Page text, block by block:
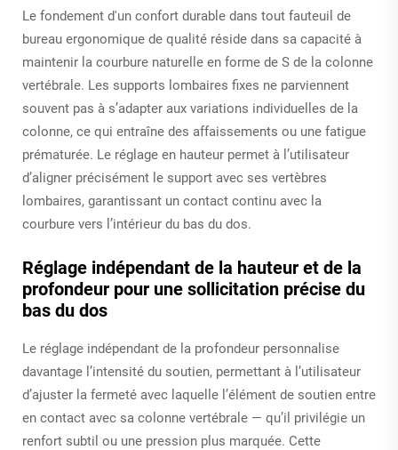
Le fondement d'un confort durable dans tout fauteuil de
bureau ergonomique de qualité réside dans sa capacité à
maintenir la courbure naturelle en forme de S de la colonne
vertébrale. Les supports lombaires fixes ne parviennent
souvent pas à s’adapter aux variations individuelles de la
colonne, ce qui entraîne des affaissements ou une fatigue
prématurée. Le réglage en hauteur permet à l’utilisateur
d’aligner précisément le support avec ses vertèbres
lombaires, garantissant un contact continu avec la
courbure vers l’intérieur du bas du dos.
Réglage indépendant de la hauteur et de la
profondeur pour une sollicitation précise du
bas du dos
Le réglage indépendant de la profondeur personnalise
davantage l’intensité du soutien, permettant à l’utilisateur
d’ajuster la fermeté avec laquelle l’élément de soutien entre
en contact avec sa colonne vertébrale — qu’il privilégie un
renfort subtil ou une pression plus marquée. Cette